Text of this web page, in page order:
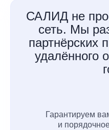
САЛИД не
сеть. Мы
партнёрских
удалённого
Гарантируем
и